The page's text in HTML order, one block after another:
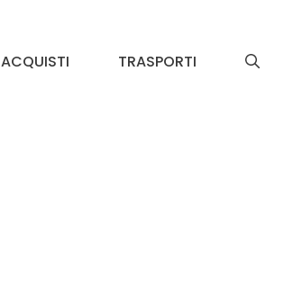
ACQUISTI TRASPORTI